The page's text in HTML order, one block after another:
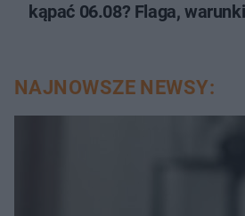
kąpać 06.08? Flaga,
NAJNOWSZE NEWSY: